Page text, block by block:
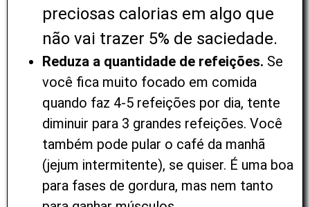
preciosas calorias em algo que
não vai trazer 5% de saciedade.
Reduza a quantidade de refeições. Se
você fica muito focado em comida
quando faz 4-5 refeições por dia, tente
diminuir para 3 grandes refeições. Você
também pode pular o café da manhã
(jejum intermitente), se quiser. É uma boa
para fases de gordura, mas nem tanto